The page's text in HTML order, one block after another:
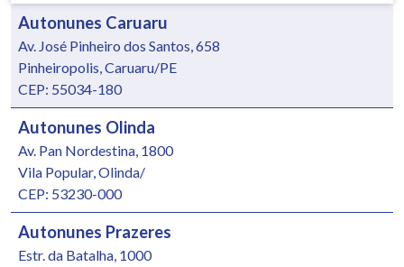
Autonunes Caruaru
Av. José Pinheiro dos Santos, 658
Pinheiropolis, Caruaru/PE
CEP: 55034-180
Autonunes Olinda
Av. Pan Nordestina, 1800
Vila Popular, Olinda/
CEP: 53230-000
Autonunes Prazeres
Estr. da Batalha, 1000